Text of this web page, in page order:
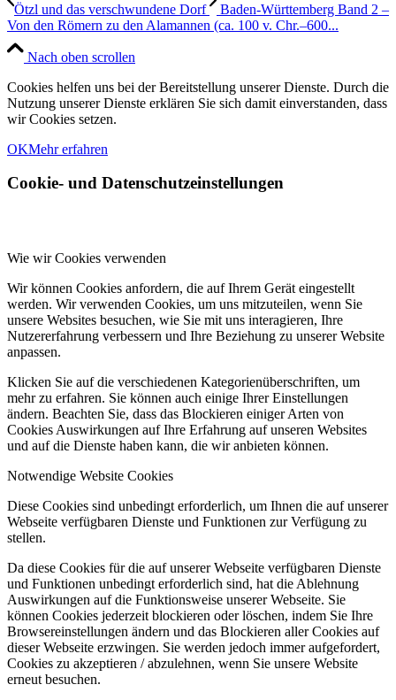
Ötzl und das verschwundene Dorf
Baden-Württemberg Band 2 –
Von den Römern zu den Alamannen (ca. 100 v. Chr.–600...
Nach oben scrollen
Cookies helfen uns bei der Bereitstellung unserer Dienste. Durch die
Nutzung unserer Dienste erklären Sie sich damit einverstanden, dass
wir Cookies setzen.
OKMehr erfahren
Cookie- und Datenschutzeinstellungen
Wie wir Cookies verwenden
Wir können Cookies anfordern, die auf Ihrem Gerät eingestellt
werden. Wir verwenden Cookies, um uns mitzuteilen, wenn Sie
unsere Websites besuchen, wie Sie mit uns interagieren, Ihre
Nutzererfahrung verbessern und Ihre Beziehung zu unserer Website
anpassen.
Klicken Sie auf die verschiedenen Kategorienüberschriften, um
mehr zu erfahren. Sie können auch einige Ihrer Einstellungen
ändern. Beachten Sie, dass das Blockieren einiger Arten von
Cookies Auswirkungen auf Ihre Erfahrung auf unseren Websites
und auf die Dienste haben kann, die wir anbieten können.
Notwendige Website Cookies
Diese Cookies sind unbedingt erforderlich, um Ihnen die auf unserer
Webseite verfügbaren Dienste und Funktionen zur Verfügung zu
stellen.
Da diese Cookies für die auf unserer Webseite verfügbaren Dienste
und Funktionen unbedingt erforderlich sind, hat die Ablehnung
Auswirkungen auf die Funktionsweise unserer Webseite. Sie
können Cookies jederzeit blockieren oder löschen, indem Sie Ihre
Browsereinstellungen ändern und das Blockieren aller Cookies auf
dieser Webseite erzwingen. Sie werden jedoch immer aufgefordert,
Cookies zu akzeptieren / abzulehnen, wenn Sie unsere Website
erneut besuchen.